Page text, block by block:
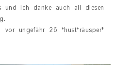
und ich danke auch all diesen
vor ungefähr 26 *hust*räusper*